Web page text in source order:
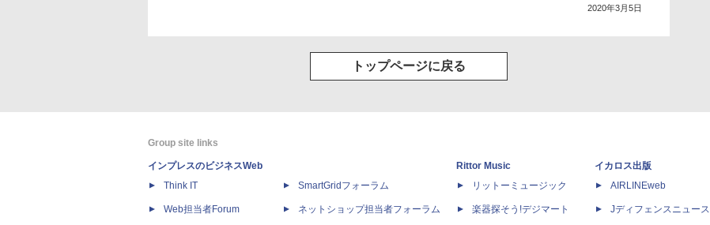
2020年3月5日
トップページに戻る
Group site links
インプレスのビジネスWeb
Think IT
Web担当者Forum
SmartGridフォーラム
ネットショップ担当者フォーラム
Rittor Music
リットーミュージック
楽器探そう!デジマート
イカロス出版
AIRLINEweb
Jディフェンスニュース